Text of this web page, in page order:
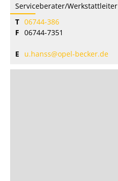
Serviceberater/Werkstattleiter
T 06744-386
F 06744-7351
E u.hanss@opel-becker.de